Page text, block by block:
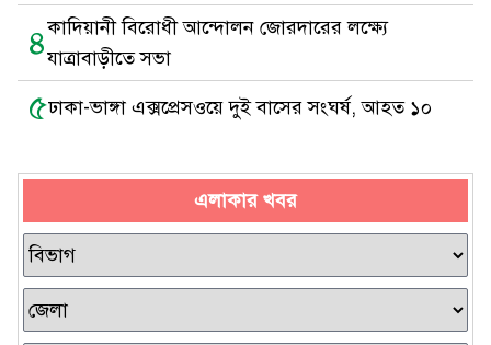
৪কাদিয়ানী বিরোধী আন্দোলন জোরদারের লক্ষ্যে
যাত্রাবাড়ীতে সভা
৫ঢাকা-ভাঙ্গা এক্সপ্রেসওয়ে দুই বাসের সংঘর্ষ, আহত ১০
এলাকার খবর